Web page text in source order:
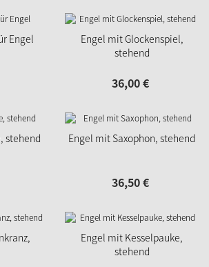
Engel
Engel mit Glockenspiel,
stehend
36,00€
stehend Engel mit Saxophon, stehend
36,50€
Engel mit Kesselpauke,
stehend